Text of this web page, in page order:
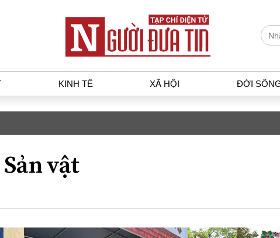
KINH TẾ XÃ HỘI ĐỜI
gia
sự
Xu hướng thị trường
Tiêu dùng và dư luận
Giao
Sản vật